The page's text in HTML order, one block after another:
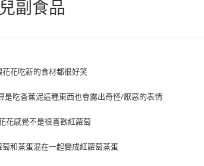
副食品
花花吃新的食材都很好笑
吃香蕉泥這種東西也會露出奇怪/厭惡的表情
花感覺不是很喜歡紅蘿蔔
和蒸蛋混在一起變成紅蘿蔔蒸蛋